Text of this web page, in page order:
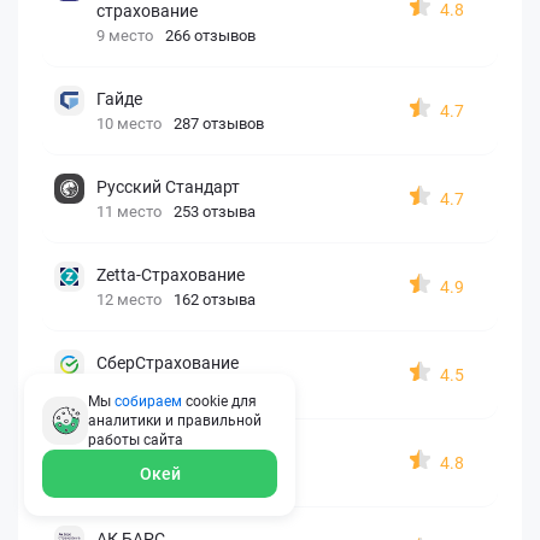
страхование
9 место 266 отзывов
4.8
Гайде
10 место 287 отзывов
4.7
Русский Стандарт
11 место 253 отзыва
4.7
Zetta-Страхование
12 место 162 отзыва
4.9
СберСтрахование
4.5
Евроинс
14 место 187 отзывов
4.8
Мы собираем cookie для
аналитики и правильной
работы сайта
Окей